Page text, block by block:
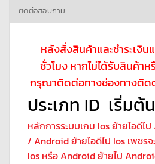
ติดต่อสอบถาม
หลังสั่งสินค้าและชำระเงิน
ชั่วโมง หากไม่ได้รับสินค้า
กรุณาติดต่อทางช่องทางติด
ประเภท ID เริ่มต้น
หลักการระบบเกม Ios ย้ายไอดีไ
/ Android ย้ายไอดีไป Ios เพชร
Ios หรือ Android ย้ายไป